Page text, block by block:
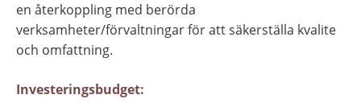
en återkoppling med berörda
verksamheter/förvaltningar för att säkerställa kvalite
och omfattning.
Investeringsbudget: